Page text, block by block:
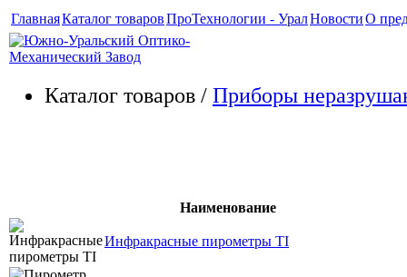
ГлавнаяКаталог товаровПроТехнологии - УралНовостиО
Каталог товаров / Приборы
Наименование
Инфракрасные пирометры TI